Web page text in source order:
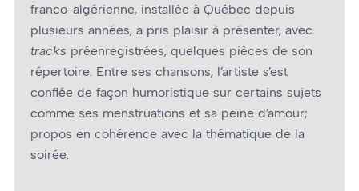
franco-algérienne, installée à Québec depuis
plusieurs années, a pris plaisir à présenter, avec
tracks préenregistrées, quelques pièces de son
répertoire. Entre ses chansons, l’artiste s’est
confiée de façon humoristique sur certains sujets
comme ses menstruations et sa peine d’amour;
propos en cohérence avec la thématique de la
soirée.